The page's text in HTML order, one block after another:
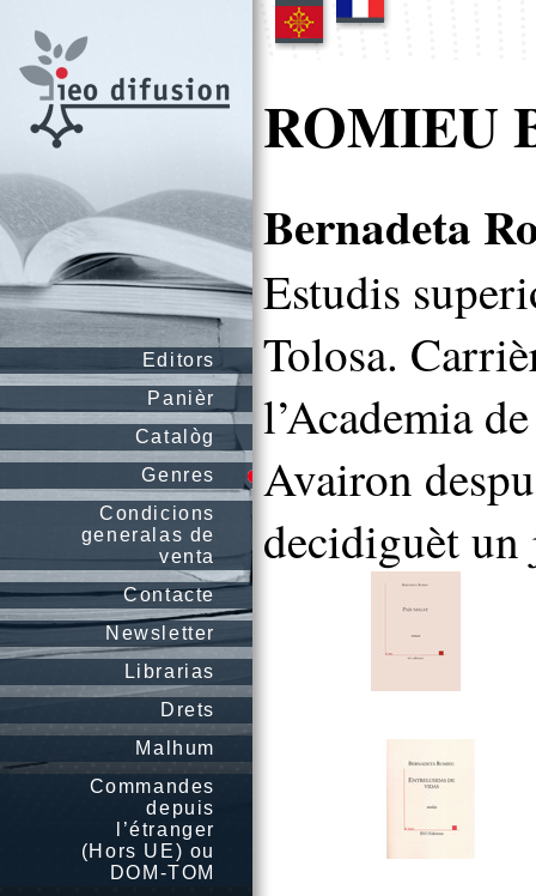
Editors
Panièr
Catalòg
Genres
Condicions
generalas de
venta
Contacte
Newsletter
Librarias
Drets
Malhum
Commandes
depuis
l’étranger
(Hors UE) ou
DOM-TOM
ROMIEU
Bernadeta
Estudis
Tolosa.
l’Academia
Avairon
decidiguèt un